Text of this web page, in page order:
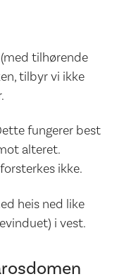
tilhørende
tilbyr vi ikke
fungerer best
alteret.
ikke.
heis ned like
i vest.